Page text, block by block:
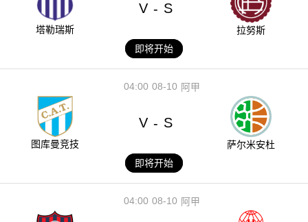
塔勒瑞斯
V - S
拉努斯
即将开始
08-10
04:00 阿甲
图库曼竞技
V - S
萨尔米安杜
即将开始
08-10
04:00 阿甲